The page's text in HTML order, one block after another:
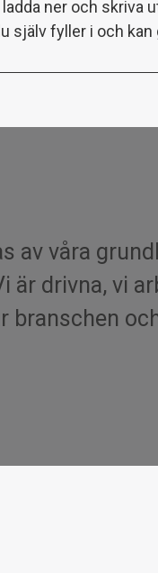
ner och skriva
själv fyller i och kan
av våra
är drivna, vi
branschen